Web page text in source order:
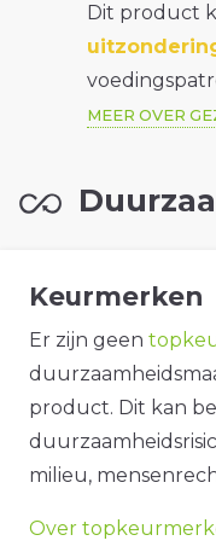
Dit product
MEER OVER
Keurmerken
Er zijn geen
product. Dit kan
milieu,
Over